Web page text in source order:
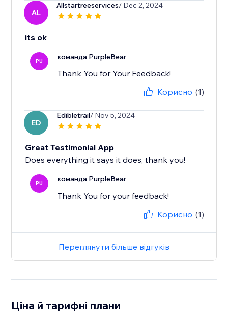
AL
Allstartreeservices/ Dec 2, 2024
its ok
PU команда PurpleBear
Thank You for Your Feedback!
Корисно (1)
ED
Edibletrail/ Nov 5, 2024
Great Testimonial App
Does everything it says it does, thank you!
PU команда PurpleBear
Thank You for your feedback!
Корисно (1)
Переглянути більше відгуків
Ціна й тарифні плани